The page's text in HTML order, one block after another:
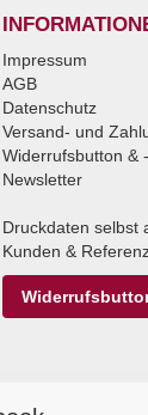
Impressum
AGB
Datenschutz
Versand- und
Widerrufsbutton &
Newsletter
Druckdaten selbst
Kunden &